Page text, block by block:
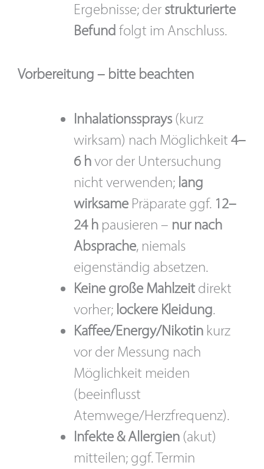
Ergebnisse; der strukturierte
Befund folgt im Anschluss.
Vorbereitung – bitte beachten
Inhalationssprays(kurz
wirksam) nach Möglichkeit 4–
6 hvor der Untersuchung
nicht verwenden; lang
wirksame Präparate ggf. 12–
24 h pausieren – nur nach
Absprache, niemals
eigenständig absetzen.
Keine große Mahlzeit direkt
vorher; lockere Kleidung.
Kaffee/Energy/Nikotin kurz
vor der Messung nach
Möglichkeit meiden
(beeinflusst
Atemwege/Herzfrequenz).
Infekte & Allergien (akut)
mitteilen; ggf. Termin